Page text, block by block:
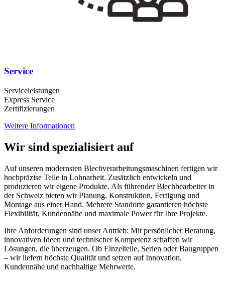
Service
Serviceleistungen
Express Service
Zertifizierungen
Weitere Informationen
Wir sind spezialisiert auf
Auf unseren modernsten Blechverarbeitungsmaschinen fertigen wir
hochpräzise Teile in Lohnarbeit. Zusätzlich entwickeln und
produzieren wir eigene Produkte. Als führender Blechbearbeiter in
der Schweiz bieten wir Planung, Konstruktion, Fertigung und
Montage aus einer Hand. Mehrere Standorte garantieren höchste
Flexibilität, Kundennähe und maximale Power für Ihre Projekte.
Ihre Anforderungen sind unser Antrieb: Mit persönlicher Beratung,
innovativen Ideen und technischer Kompetenz schaffen wir
Lösungen, die überzeugen. Ob Einzelteile, Serien oder Baugruppen
– wir liefern höchste Qualität und setzen auf Innovation,
Kundennähe und nachhaltige Mehrwerte.